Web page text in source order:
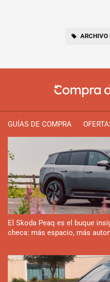
ARCHIVO
GUÍAS DE COMPRA
El Skoda Peaq es el buque
checa: más espacio, más